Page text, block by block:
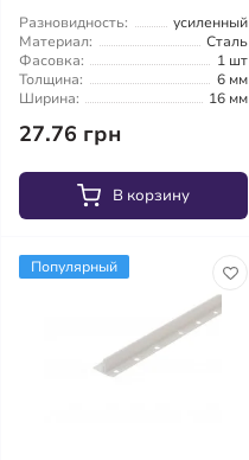
Разновидность:
усиленный
Материал:
Сталь
Фасовка:
1 шт
Толщина:
6 мм
Ширина:
16 мм
27.76 грн
В корзину
Популярный